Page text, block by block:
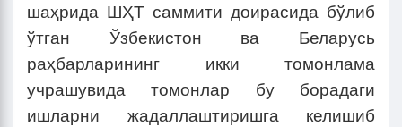
шаҳрида ШҲТ саммити доирасида бўлиб
ўтган Ўзбекистон ва Беларусь
раҳбарларининг икки томонлама
учрашувида томонлар бу борадаги
ишларни жадаллаштиришга келишиб